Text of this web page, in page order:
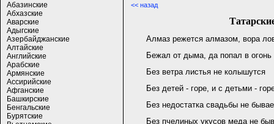
Абазинские
Абхазские
Аварские
Адыгские
Азербайджанские
Алтайские
Английские
Арабские
Армянские
Ассирийские
Афганские
Башкирские
Бенгальские
Бурятские
<< назад
Алмаз режется алмазом, вора
Бежал от дыма, да попал в огонь
Без ветра листья не колышутся
Без детей - горе, и с детьми -
Без недостатка свадьбы не
Без пчелиных укусов меда не